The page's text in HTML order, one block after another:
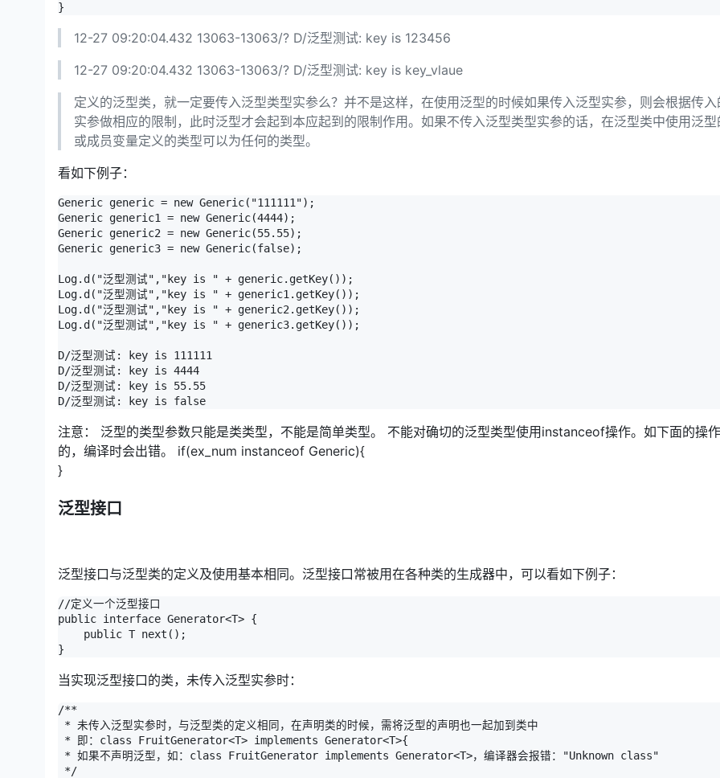
}
12-27 09:20:04.432 13063-13063/? D/泛型测试: key is 123456
12-27 09:20:04.432 13063-13063/? D/泛型测试: key is key_vlaue
定义的泛型类，就一定要传入泛型类型实参么？并不是这样，在使用泛型的时候如果传入泛型实参，则会根据传
实参做相应的限制，此时泛型才会起到本应起到的限制作用。如果不传入泛型类型实参的话，在泛型类中使用泛
或成员变量定义的类型可以为任何的类型。
看如下例子：
Generic generic = new Generic("111111");
Generic generic1 = new Generic(4444);
Generic generic2 = new Generic(55.55);
Generic generic3 = new Generic(false);
Log.d("泛型测试","key is " + generic.getKey());
Log.d("泛型测试","key is " + generic1.getKey());
Log.d("泛型测试","key is " + generic2.getKey());
Log.d("泛型测试","key is " + generic3.getKey());
D/泛型测试: key is 111111
D/泛型测试: key is 4444
D/泛型测试: key is 55.55
D/泛型测试: key is false
注意： 泛型的类型参数只能是类类型，不能是简单类型。 不能对确切的泛型类型使用instanceof操作。如下面的操
的，编译时会出错。 if(ex_num instanceof Generic){
}
泛型接口
泛型接口与泛型类的定义及使用基本相同。泛型接口常被用在各种类的生成器中，可以看如下例子：
//定义一个泛型接口
public interface Generator<T> {
    public T next();
}
当实现泛型接口的类，未传入泛型实参时：
/**
* 未传入泛型实参时，与泛型类的定义相同，在声明类的时候，需将泛型的声明也一起加到类中
* 即：class FruitGenerator<T> implements Generator<T>{
* 如果不声明泛型，如：class FruitGenerator implements Generator<T>，编译器会报错："Unknown class"
*/